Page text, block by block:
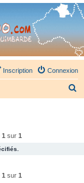
Connexion
Inscription
1 sur 1
1 sur 1